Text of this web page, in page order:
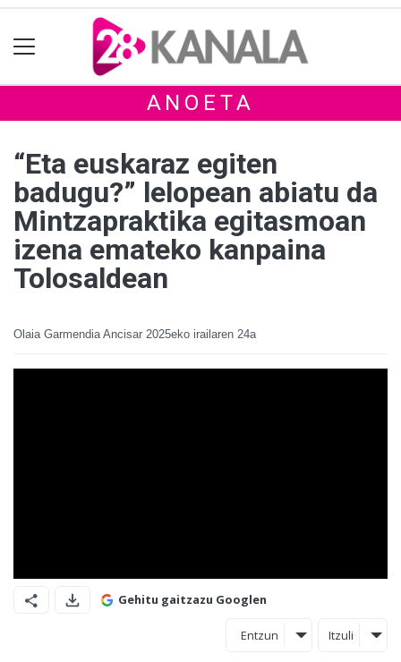
ANOETA
“Eta euskaraz egiten
badugu?” lelopean abiatu da
Mintzapraktika egitasmoan
izena emateko kanpaina
Tolosaldean
Olaia Garmendia Ancisar 2025eko irailaren 24a
Gehitu gaitzazu Googlen
Entzun Itzuli